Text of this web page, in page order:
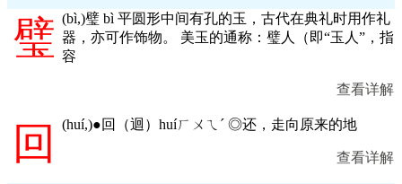
璧 (bì,)璧 bì 平圆形中间有孔的玉，古代在典礼时用作礼
器，亦可作饰物。 美玉的通称：璧人（即“玉人”，指
容
查看详解
回 (huí,)●回（迴）huíㄏㄨㄟˊ ◎还，走向原来的地
查看详解